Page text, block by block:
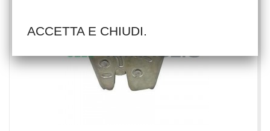
ACCETTA E CHIUDI.